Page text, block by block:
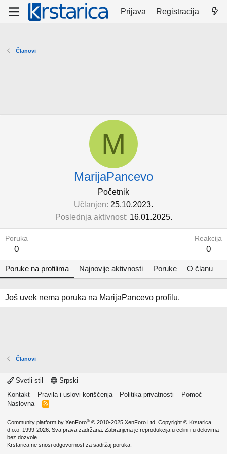
Prijava Registracija
Članovi
M
MarijaPancevo
Početnik
Učlanjen 25.10.2023.
Poslednja aktivnost 16.01.2025.
Poruka
0
Reakcija
0
Poruke na profilima Najnovije aktivnosti Poruke O članu
Još uvek nema poruka na MarijaPancevo profilu.
Članovi
Svetli stil
Srpski
Kontakt
Pravila i uslovi korišćenja Politika privatnosti
Pomoć
Naslovna
R
Community platform by XenForo® © 2010-2025 XenForo Ltd. Copyright © Krstarica
d.o.o. 1999-2026. Sva prava zadržana. Zabranjena je reprodukcija u celini i u delovima
bez dozvole.
Krstarica ne snosi odgovornost za sadržaj poruka.